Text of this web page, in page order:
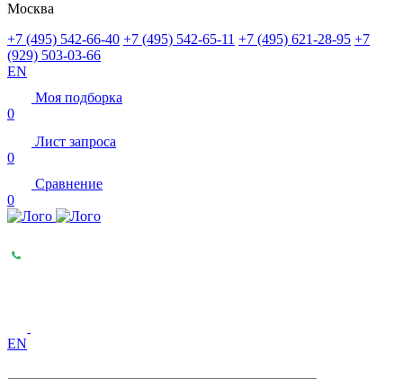
Москва
+7 (495) 542-66-40 +7 (495) 542-65-11 +7 (495) 621-28-95 +7
(929) 503-03-66
EN
Моя подборка
0
Лист запроса
0
Сравнение
0
EN